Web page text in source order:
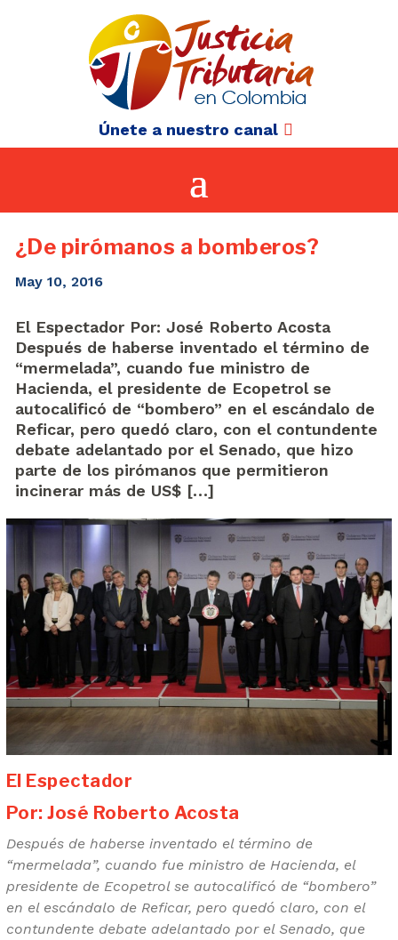
Únete a nuestro canal
¿De pirómanos a bomberos?
May 10, 2016
El Espectador Por: José Roberto Acosta
Después de haberse inventado el término de
“mermelada”, cuando fue ministro de
Hacienda, el presidente de Ecopetrol se
autocalificó de “bombero” en el escándalo de
Reficar, pero quedó claro, con el contundente
debate adelantado por el Senado, que hizo
parte de los pirómanos que permitieron
incinerar más de US$ […]
El Espectador
Por: José Roberto Acosta
Después de haberse inventado el término de
“mermelada”, cuando fue ministro de Hacienda, el
presidente de Ecopetrol se autocalificó de “bombero”
en el escándalo de Reficar, pero quedó claro, con el
contundente debate adelantado por el Senado, que